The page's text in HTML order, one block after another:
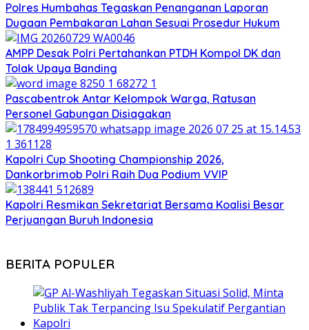
Polres Humbahas Tegaskan Penanganan Laporan
Dugaan Pembakaran Lahan Sesuai Prosedur Hukum
AMPP Desak Polri Pertahankan PTDH Kompol DK dan
Tolak Upaya Banding
Pascabentrok Antar Kelompok Warga, Ratusan
Personel Gabungan Disiagakan
Kapolri Cup Shooting Championship 2026,
Dankorbrimob Polri Raih Dua Podium VVIP
Kapolri Resmikan Sekretariat Bersama Koalisi Besar
Perjuangan Buruh Indonesia
BERITA POPULER